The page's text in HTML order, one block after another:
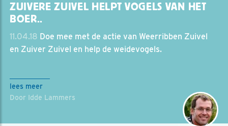
ZUIVERE ZUIVEL HELPT VOGELS VAN HET
BOER..
11.04.18 Doe mee met de actie van Weerribben Zuivel
en Zuiver Zuivel en help de weidevogels.
lees meer
Door Idde Lammers